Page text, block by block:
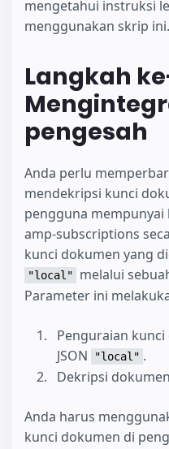
mengetahui instruksi
menggunakan skrip ini.
Langkah
pengesah
Anda perlu
mendekripsi kunci
pengguna mempunyai
amp-subscriptions
kunci dokumen yang
"local" melalui
Parameter ini
Penguraian
JSON
"local" .
Dekripsi
Anda harus
kunci dokumen di